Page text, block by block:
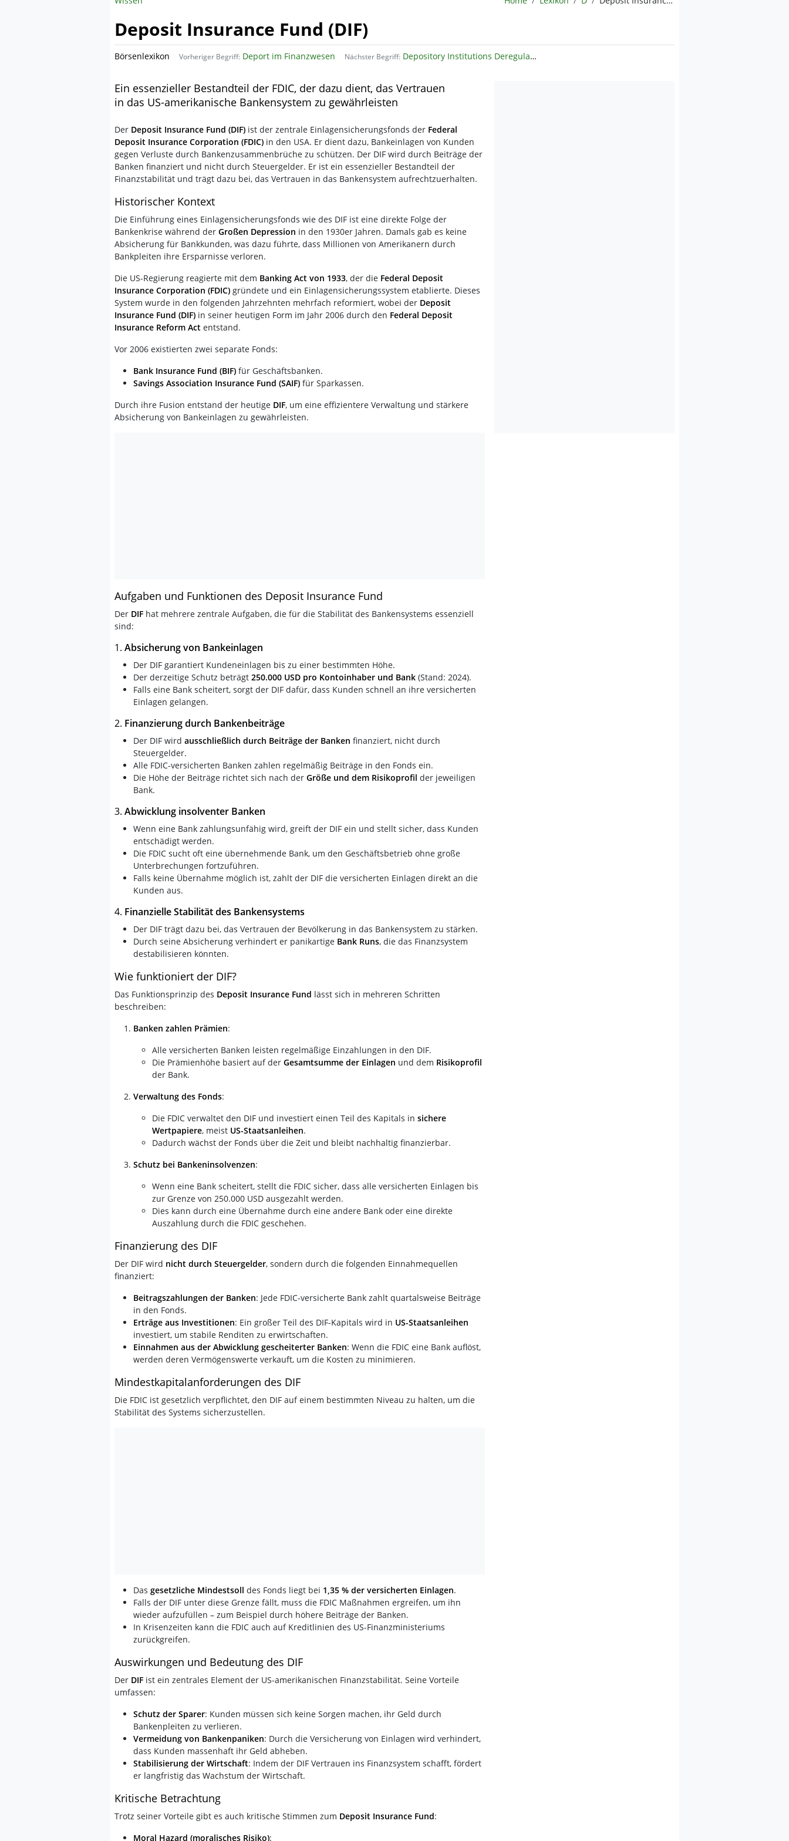
Deposit Insurance Fund (DIF)
Börsenlexikon Vorheriger Begriff: Deport im Finanzwesen Nächster Begriff: Depository Institutions Deregulation and Monetary Control Act
Ein essenzieller Bestandteil der FDIC, der dazu dient, das Vertrauen
in das US-amerikanische Bankensystem zu gewährleisten
Der Deposit Insurance Fund (DIF) ist der zentrale Einlagensicherungsfonds der Federal
Deposit Insurance Corporation (FDIC) in den USA. Er dient dazu, Bankeinlagen von Kunden
gegen Verluste durch Bankenzusammenbrüche zu schützen. Der DIF wird durch Beiträge der
Banken finanziert und nicht durch Steuergelder. Er ist ein essenzieller Bestandteil der
Finanzstabilität und trägt dazu bei, das Vertrauen in das Bankensystem aufrechtzuerhalten.
Historischer Kontext
Die Einführung eines Einlagensicherungsfonds wie des DIF ist eine direkte Folge der
Bankenkrise während der Großen Depression in den 1930er Jahren. Damals gab es keine
Absicherung für Bankkunden, was dazu führte, dass Millionen von Amerikanern durch
Bankpleiten ihre Ersparnisse verloren.
Die US-Regierung reagierte mit dem Banking Act von 1933, der die Federal Deposit
Insurance Corporation (FDIC) gründete und ein Einlagensicherungssystem etablierte. Dieses
System wurde in den folgenden Jahrzehnten mehrfach reformiert, wobei der Deposit
Insurance Fund (DIF) in seiner heutigen Form im Jahr 2006 durch den Federal Deposit
Insurance Reform Act entstand.
Vor 2006 existierten zwei separate Fonds:
Bank Insurance Fund (BIF) für Geschäftsbanken.
Savings Association Insurance Fund (SAIF) für Sparkassen.
Durch ihre Fusion entstand der heutige DIF, um eine effizientere Verwaltung und stärkere
Absicherung von Bankeinlagen zu gewährleisten.
Aufgaben und Funktionen des Deposit Insurance Fund
Der DIF hat mehrere zentrale Aufgaben, die für die Stabilität des Bankensystems essenziell
sind:
1. Absicherung von Bankeinlagen
Der DIF garantiert Kundeneinlagen bis zu einer bestimmten Höhe.
Der derzeitige Schutz beträgt 250.000 USD pro Kontoinhaber und Bank (Stand: 2024).
Falls eine Bank scheitert, sorgt der DIF dafür, dass Kunden schnell an ihre versicherten
Einlagen gelangen.
2. Finanzierung durch Bankenbeiträge
Der DIF wird ausschließlich durch Beiträge der Banken finanziert, nicht durch
Steuergelder.
Alle FDIC-versicherten Banken zahlen regelmäßig Beiträge in den Fonds ein.
Die Höhe der Beiträge richtet sich nach der Größe und dem Risikoprofil der jeweiligen
Bank.
3. Abwicklung insolventer Banken
Wenn eine Bank zahlungsunfähig wird, greift der DIF ein und stellt sicher, dass Kunden
entschädigt werden.
Die FDIC sucht oft eine übernehmende Bank, um den Geschäftsbetrieb ohne große
Unterbrechungen fortzuführen.
Falls keine Übernahme möglich ist, zahlt der DIF die versicherten Einlagen direkt an die
Kunden aus.
4. Finanzielle Stabilität des Bankensystems
Der DIF trägt dazu bei, das Vertrauen der Bevölkerung in das Bankensystem zu stärken.
Durch seine Absicherung verhindert er panikartige Bank Runs, die das Finanzsystem
destabilisieren könnten.
Wie funktioniert der DIF?
Das Funktionsprinzip des Deposit Insurance Fund lässt sich in mehreren Schritten
beschreiben:
Banken zahlen Prämien:
Alle versicherten Banken leisten regelmäßige Einzahlungen in den DIF.
Die Prämienhöhe basiert auf der Gesamtsumme der Einlagen und dem Risikoprofil
der Bank.
Verwaltung des Fonds:
Die FDIC verwaltet den DIF und investiert einen Teil des Kapitals in sichere
Wertpapiere, meist US-Staatsanleihen.
Dadurch wächst der Fonds über die Zeit und bleibt nachhaltig finanzierbar.
Schutz bei Bankeninsolvenzen:
Wenn eine Bank scheitert, stellt die FDIC sicher, dass alle versicherten Einlagen bis
zur Grenze von 250.000 USD ausgezahlt werden.
Dies kann durch eine Übernahme durch eine andere Bank oder eine direkte
Auszahlung durch die FDIC geschehen.
Finanzierung des DIF
Der DIF wird nicht durch Steuergelder, sondern durch die folgenden Einnahmequellen
finanziert:
Beitragszahlungen der Banken: Jede FDIC-versicherte Bank zahlt quartalsweise Beiträge
in den Fonds.
Erträge aus Investitionen: Ein großer Teil des DIF-Kapitals wird in US-Staatsanleihen
investiert, um stabile Renditen zu erwirtschaften.
Einnahmen aus der Abwicklung gescheiterter Banken: Wenn die FDIC eine Bank auflöst,
werden deren Vermögenswerte verkauft, um die Kosten zu minimieren.
Mindestkapitalanforderungen des DIF
Die FDIC ist gesetzlich verpflichtet, den DIF auf einem bestimmten Niveau zu halten, um die
Stabilität des Systems sicherzustellen.
Das gesetzliche Mindestsoll des Fonds liegt bei 1,35 % der versicherten Einlagen.
Falls der DIF unter diese Grenze fällt, muss die FDIC Maßnahmen ergreifen, um ihn
wieder aufzufüllen – zum Beispiel durch höhere Beiträge der Banken.
In Krisenzeiten kann die FDIC auch auf Kreditlinien des US-Finanzministeriums
zurückgreifen.
Auswirkungen und Bedeutung des DIF
Der DIF ist ein zentrales Element der US-amerikanischen Finanzstabilität. Seine Vorteile
umfassen:
Schutz der Sparer: Kunden müssen sich keine Sorgen machen, ihr Geld durch
Bankenpleiten zu verlieren.
Vermeidung von Bankenpaniken: Durch die Versicherung von Einlagen wird verhindert,
dass Kunden massenhaft ihr Geld abheben.
Stabilisierung der Wirtschaft: Indem der DIF Vertrauen ins Finanzsystem schafft, fördert
er langfristig das Wachstum der Wirtschaft.
Kritische Betrachtung
Trotz seiner Vorteile gibt es auch kritische Stimmen zum Deposit Insurance Fund:
Moral Hazard (moralisches Risiko):